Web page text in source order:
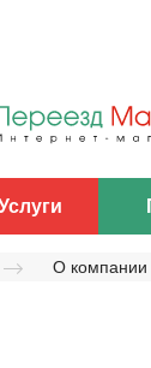
О компании